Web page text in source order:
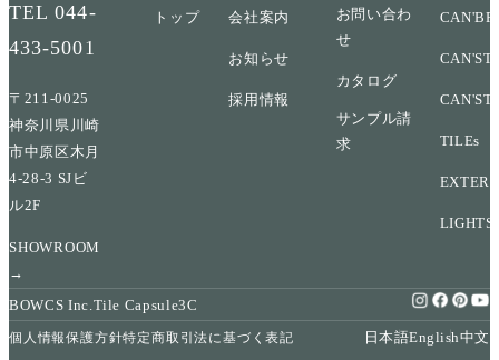
TEL044-
433-5001
〒211-0025
神奈川県川崎
市中原区木月
4-28-3 SJビ
ル2F
SHOWROOM
→
トップ 会社案内
お知らせ
採用情報
お問い合わ
せ
カタログ
サンプル請
求
TILEs
LIGHTS
BOWCS Inc.Tile Capsule3C
個人情報保護方針特定商取引法に基づく表記 日本語English中文